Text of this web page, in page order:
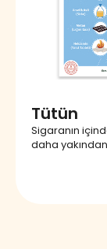
Tütün
Sigaranın
daha